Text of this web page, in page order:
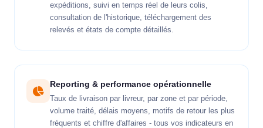
expéditions, suivi en temps réel de leurs colis,
consultation de l'historique, téléchargement des
relevés et états de compte détaillés.
Reporting & performance opérationnelle
Taux de livraison par livreur, par zone et par période,
volume traité, délais moyens, motifs de retour les plus
fréquents et chiffre d'affaires - tous vos indicateurs en